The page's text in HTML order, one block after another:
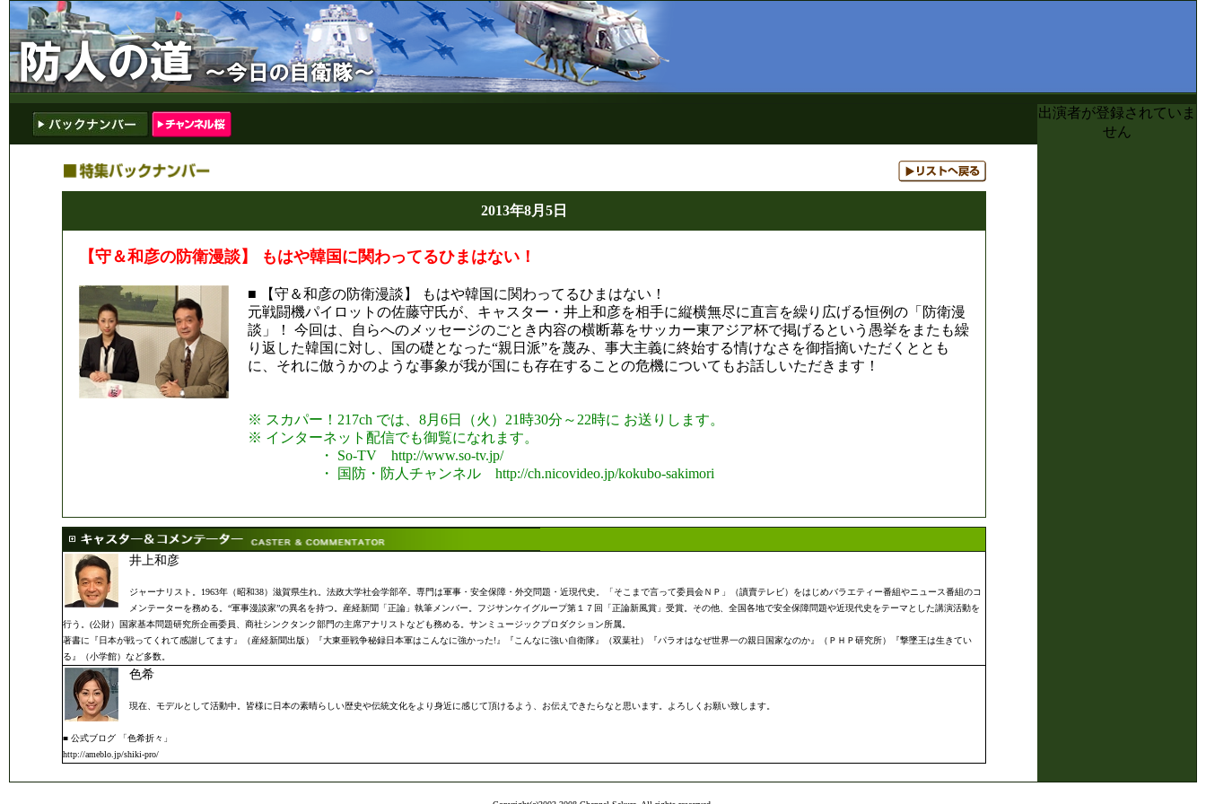
2013年8月5日
【守＆和彦の防衛漫談】 もはや韓国に関わってるひまはない！
■ 【守＆和彦の防衛漫談】 もはや韓国に関わってるひまはない！
元戦闘機パイロットの佐藤守氏が、キャスター・井上和彦を相手に縦横無尽に直言を繰り広げる恒例の「防衛漫
談」！ 今回は、自らへのメッセージのごとき内容の横断幕をサッカー東アジア杯で掲げるという愚挙をまたも繰
り返した韓国に対し、国の礎となった“親日派”を蔑み、事大主義に終始する情けなさを御指摘いただくととも
に、それに倣うかのような事象が我が国にも存在することの危機についてもお話しいただきます！
※ スカパー！217ch では、8月6日（火）21時30分～22時に お送りします。
※ インターネット配信でも御覧になれます。
・ So-TV http://www.so-tv.jp/
・ 国防・防人チャンネル http://ch.nicovideo.jp/kokubo-sakimori
井上和彦
ジャーナリスト。1963年（昭和38）滋賀県生れ。法政大学社会学部卒。専門は軍事・安全保障・外交問題・近現代史。「そこまで言って委員会ＮＰ」（讀賣テレビ）をはじめバラエティー番組やニュース番組のコ
メンテーターを務める。“軍事漫談家”の異名を持つ。産経新聞「正論」執筆メンバー。フジサンケイグループ第１７回「正論新風賞」受賞。その他、全国各地で安全保障問題や近現代史をテーマとした講演活動を
行う。(公財）国家基本問題研究所企画委員、商社シンクタンク部門の主席アナリストなども務める。サンミュージックプロダクション所属。
著書に『日本が戦ってくれて感謝してます』（産経新聞出版）『大東亜戦争秘録日本軍はこんなに強かった!』『こんなに強い自衛隊』（双葉社）『パラオはなぜ世界一の親日国家なのか』（ＰＨＰ研究所）『撃墜王は生きてい
る』（小学館）など多数。
色希
現在、モデルとして活動中。皆様に日本の素晴らしい歴史や伝統文化をより身近に感じて頂けるよう、お伝えできたらなと思います。よろしくお願い致します。
■ 公式ブログ 「色希折々」
http://ameblo.jp/shiki-pro/
出演者が登録されていま
せん